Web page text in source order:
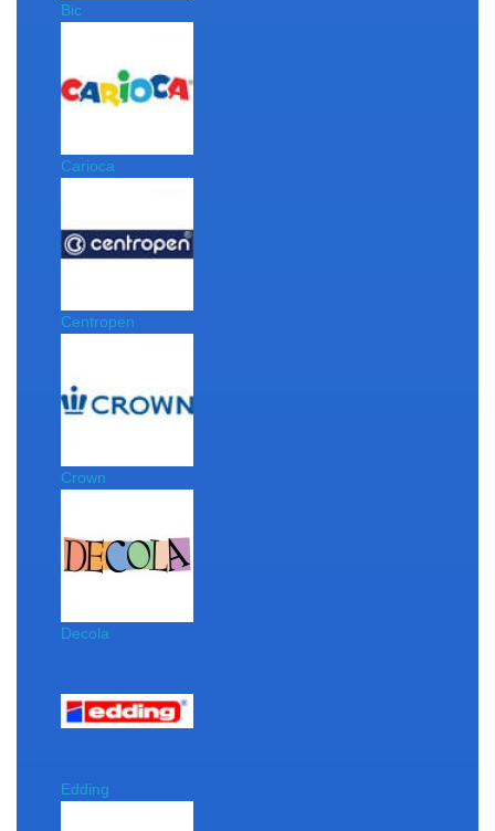
Bic
Carioca
Centropen
Crown
Decola
Edding